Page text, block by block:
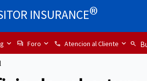
INSURANCE®
forum Foro call Atencion al Cliente search